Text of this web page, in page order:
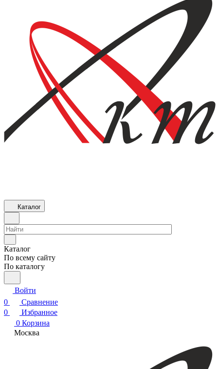
Каталог
Каталог
По всему сайту
По каталогу
Войти
0
Сравнение
0
Избранное
0 Корзина
Москва